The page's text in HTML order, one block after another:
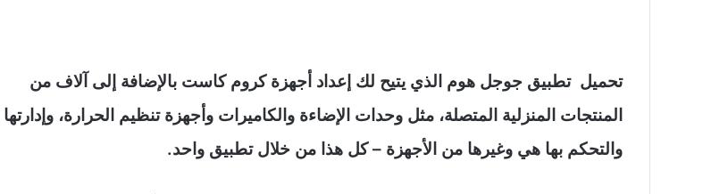
تحميل تطبيق جوجل هوم الذي يتيح لك إعداد أجهزة كروم كاست بالإضافة إلى آلاف من
المنتجات المنزلية المتصلة، مثل وحدات الإضاءة والكاميرات وأجهزة تنظيم الحرارة، وإدارتها
والتحكم بها هي وغيرها من الأجهزة – كل هذا من خلال تطبيق واحد.